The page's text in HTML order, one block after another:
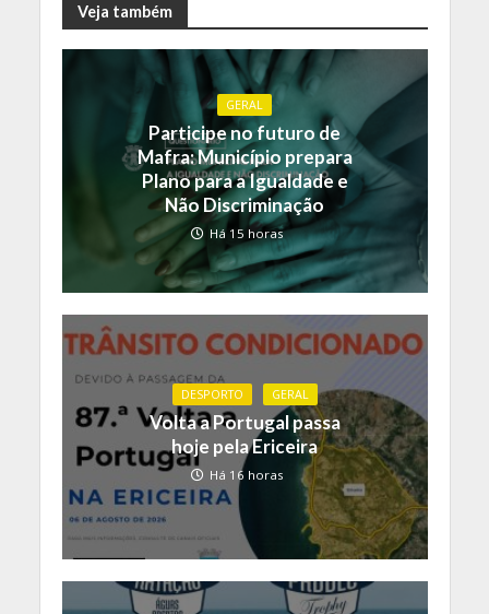
Veja também
GERAL
Participe no futuro de
Mafra: Município prepara
Plano para a Igualdade e
Não Discriminação
Há 15 horas
DESPORTO GERAL
Volta a Portugal passa
hoje pela Ericeira
Há 16 horas